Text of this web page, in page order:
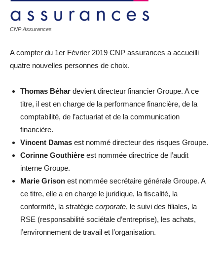
CNP Assurances
A compter du 1er Février 2019 CNP assurances a accueilli
quatre nouvelles personnes de choix.
Thomas Béhar devient directeur financier Groupe. A ce
titre, il est en charge de la performance financière, de la
comptabilité, de l’actuariat et de la communication
financière.
Vincent Damas est nommé directeur des risques Groupe.
Corinne Gouthière est nommée directrice de l’audit
interne Groupe.
Marie Grison est nommée secrétaire générale Groupe. A
ce titre, elle a en charge le juridique, la fiscalité, la
conformité, la stratégie corporate, le suivi des filiales, la
RSE (responsabilité sociétale d’entreprise), les achats,
l’environnement de travail et l’organisation.